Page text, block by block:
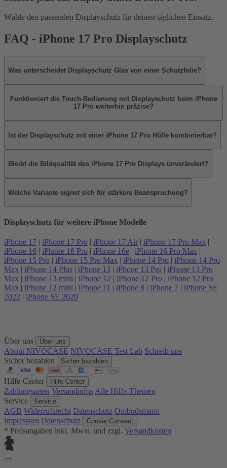
Wähle den passenden Displayschutz für deinen täglichen Einsatz.
FAQ - iPhone 17 Pro Displayschutz
Was unterscheidet Displayschutz Glas von einer Schutzfolie?
Funktioniert die Touch-Bedienung mit Displayschutz beim iPhone
17 Pro weiterhin präzise?
Ist der Displayschutz mit einer iPhone 17 Pro Hülle kombinierbar?
Bleibt die Bildqualität des iPhone 17 Pro Displays unverändert?
Welche Variante eignet sich für stärkere Beanspruchung?
Displayschutz für weitere iPhone Modelle
iPhone 17 | iPhone 17 Pro | iPhone 17 Air | iPhone 17 Pro Max |
iPhone 16 | iPhone 16 Pro | iPhone 16e | iPhone 16 Pro Max |
iPhone 15 Pro | iPhone 15 Pro Max | iPhone 14 Pro | iPhone 14 Pro
Max | iPhone 14 Plus | iPhone 13 | iPhone 13 Pro | iPhone 13 Pro
Max | iPhone 13 mini | iPhone 12 | iPhone 12 Pro | iPhone 12 Pro
Max | iPhone 12 mini | iPhone 11 | iPhone 8 | iPhone 7 | iPhone SE
2022 | iPhone SE 2020
Über uns Über uns
About NIVOCASE NIVOCASE Test Lab Schreib uns
Sicher bezahlen
Sicher bezahlen
Hilfe-Center Hilfe-Center
Zahlungsarten Versandinfos Alle Hilfe-Themen
Service
Service
AGB Widerrufsrecht Datenschutz Ombudsmann
Impressum Datenschutz Cookie Consent
* Preisangaben inkl. Mwst. und zzgl. Versandkosten